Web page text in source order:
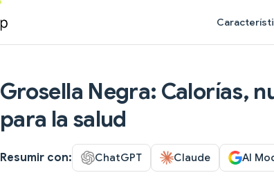
Grosella Negra: Calorías,
para la salud
Resumir con: ChatGPT Claude AI